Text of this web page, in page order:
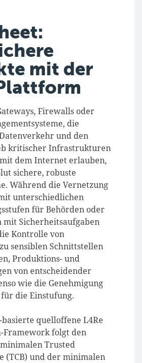
mit der
Firewalls oder
die
und den
kritischer Infrastrukturen
dem Internet erlauben,
sichere, robuste
Während die Vernetzung
unterschiedlichen
für Behörden oder
mit Sicherheitsaufgaben
Kontrolle von
sensiblen Schnittstellen
Produktions- und
von entscheidender
wie die Genehmigung
die Einstufung.
quelloffene L4Re
Framework folgt den
Trusted
(TCB) und der minimalen